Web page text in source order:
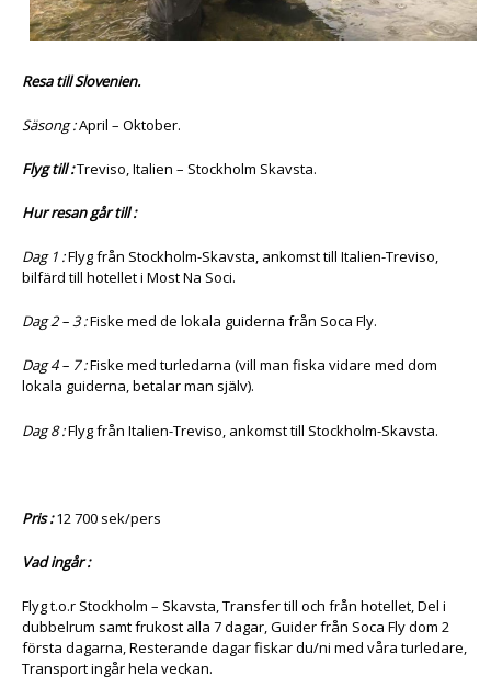
Resa till Slovenien.
Säsong :April – Oktober.
Flyg till :Treviso, Italien – Stockholm Skavsta.
Hur resan går till :
Dag 1 :Flyg från Stockholm-Skavsta, ankomst till Italien-Treviso,
bilfärd till hotellet i Most Na Soci.
Dag 2 – 3 :Fiske med de lokala guiderna från Soca Fly.
Dag 4 – 7 :Fiske med turledarna (vill man fiska vidare med dom
lokala guiderna, betalar man själv).
Dag 8 :Flyg från Italien-Treviso, ankomst till Stockholm-Skavsta.
Pris :12 700 sek/pers
Vad ingår :
Flyg t.o.r Stockholm – Skavsta, Transfer till och från hotellet, Del i
dubbelrum samt frukost alla 7 dagar, Guider från Soca Fly dom 2
första dagarna, Resterande dagar fiskar du/ni med våra turledare,
Transport ingår hela veckan.